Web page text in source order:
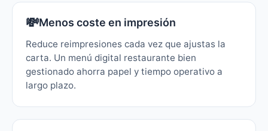
💸Menos coste en impresión
Reduce reimpresiones cada vez que ajustas la
carta. Un menú digital restaurante bien
gestionado ahorra papel y tiempo operativo a
largo plazo.